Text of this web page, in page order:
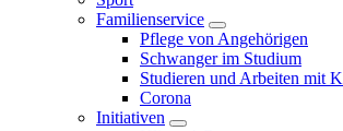
Familienservice
Pflege von Angehörigen
Schwanger im Studium
Studieren und Arbeiten mit
Corona
Initiativen